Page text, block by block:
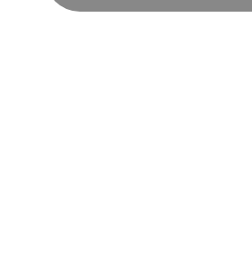
инженерного оборудования